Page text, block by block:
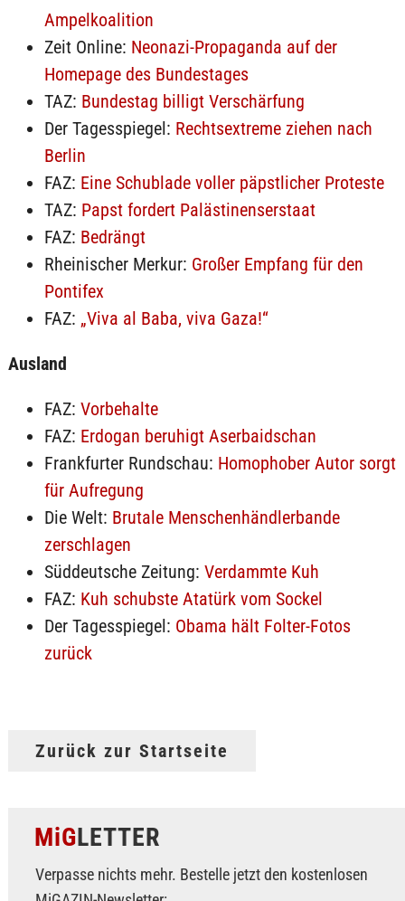
Ampelkoalition
Zeit Online: Neonazi-Propaganda auf der
Homepage des Bundestages
TAZ: Bundestag billigt Verschärfung
Der Tagesspiegel: Rechtsextreme ziehen nach
Berlin
FAZ: Eine Schublade voller päpstlicher Proteste
TAZ: Papst fordert Palästinenserstaat
FAZ: Bedrängt
Rheinischer Merkur: Großer Empfang für den
Pontifex
FAZ: „Viva al Baba, viva Gaza!“
Ausland
FAZ: Vorbehalte
FAZ: Erdogan beruhigt Aserbaidschan
Frankfurter Rundschau: Homophober Autor sorgt
für Aufregung
Die Welt: Brutale Menschenhändlerbande
zerschlagen
Süddeutsche Zeitung: Verdammte Kuh
FAZ: Kuh schubste Atatürk vom Sockel
Der Tagesspiegel: Obama hält Folter-Fotos
zurück
Zurück zur Startseite
MiGLETTER
Verpasse nichts mehr. Bestelle jetzt den kostenlosen